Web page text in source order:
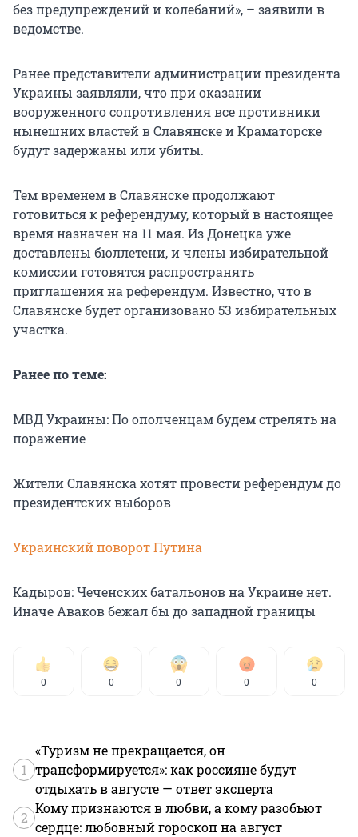
без предупреждений и колебаний», – заявили в
ведомстве.
Ранее представители администрации президента
Украины заявляли, что при оказании
вооруженного сопротивления все противники
нынешних властей в Славянске и Краматорске
будут задержаны или убиты.
Тем временем в Славянске продолжают
готовиться к референдуму, который в настоящее
время назначен на 11 мая. Из Донецка уже
доставлены бюллетени, и члены избирательной
комиссии готовятся распространять
приглашения на референдум. Известно, что в
Славянске будет организовано 53 избирательных
участка.
Ранее по теме:
МВД Украины: По ополченцам будем стрелять на
поражение
Жители Славянска хотят провести референдум до
президентских выборов
Украинский поворот Путина
Кадыров: Чеченских батальонов на Украине нет.
Иначе Аваков бежал бы до западной границы
0 0 0 0 0
1
«Туризм не прекращается, он
трансформируется»: как россияне будут
отдыхать в августе — ответ эксперта
2
Кому признаются в любви, а кому разобьют
сердце: любовный гороскоп на август